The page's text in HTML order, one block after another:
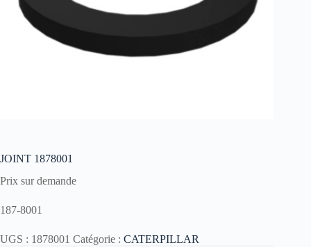
JOINT 1878001
Prix sur demande
187-8001
UGS : 1878001 Catégorie : CATERPILLAR